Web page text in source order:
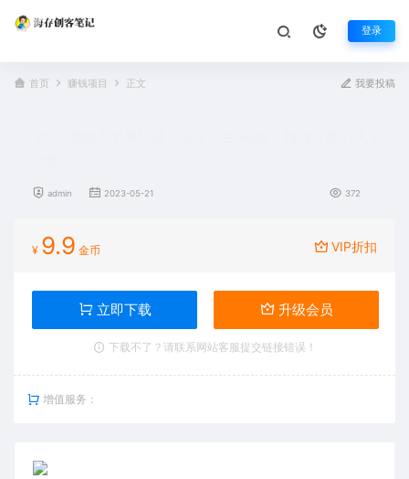
登录
首页 赚钱项目 正文 我要投稿
admin 2023-05-21 372
¥ 9.9 金币 VIP折扣
立即下载 升级会员
下载不了？请联系网站客服提交链接错误！
增值服务：